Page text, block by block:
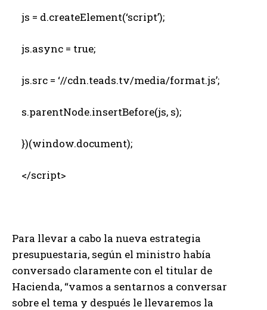
js = d.createElement(‘script’);
js.async = true;
js.src = ‘//cdn.teads.tv/media/format.js’;
s.parentNode.insertBefore(js, s);
})(window.document);
</script>
Para llevar a cabo la nueva estrategia
presupuestaria, según el ministro había
conversado claramente con el titular de
Hacienda, “vamos a sentarnos a conversar
sobre el tema y después le llevaremos la